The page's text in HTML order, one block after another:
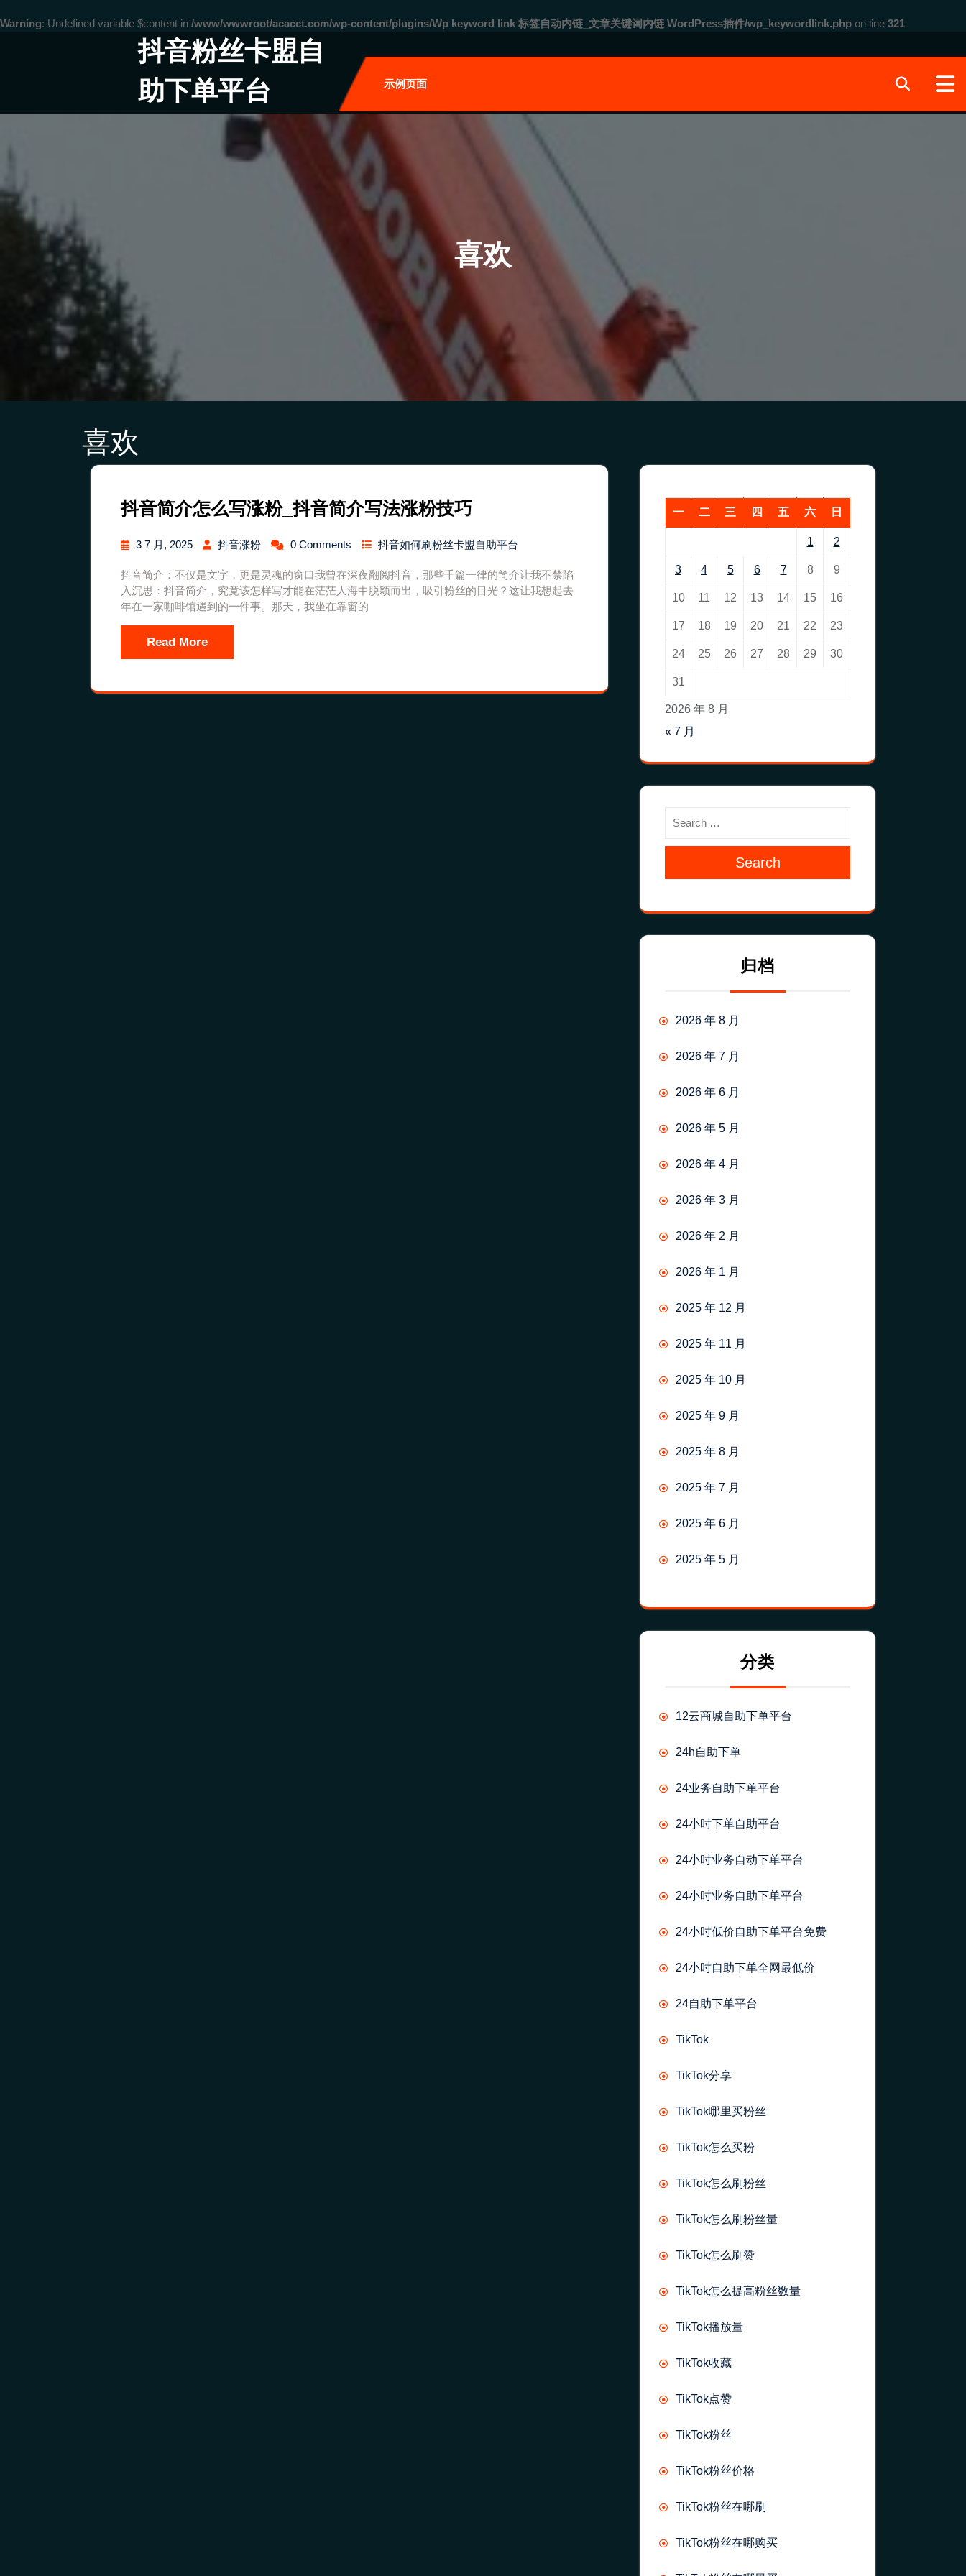
Warning: Undefined variable $content in /www/wwwroot/acacct.com/wp-content/plugins/Wp keyword link 标签自动内链_文章关键词内链 WordPress插件/wp_keywordlink.php on line 321
抖音粉丝卡盟自
助下单平台
示例页面
喜欢
喜欢
抖音简介怎么写涨粉_抖音简介写法涨粉技巧
3 7 月, 2025 抖音涨粉 0 Comments 抖音如何刷粉丝卡盟自助平台
抖音简介：不仅是文字，更是灵魂的窗口我曾在深夜翻阅抖音，那些千篇一律的简介让我不禁陷
入沉思：抖音简介，究竟该怎样写才能在茫茫人海中脱颖而出，吸引粉丝的目光？这让我想起去
年在一家咖啡馆遇到的一件事。那天，我坐在靠窗的
Read More
2026 年 8 月
一 二 三 四 五 六 日
1 2
3 4 5 6 7 8 9
10 11 12 13 14 15 16
17 18 19 20 21 22 23
24 25 26 27 28 29 30
31
« 7 月
Search
归档
2026 年 8 月
2026 年 7 月
2026 年 6 月
2026 年 5 月
2026 年 4 月
2026 年 3 月
2026 年 2 月
2026 年 1 月
2025 年 12 月
2025 年 11 月
2025 年 10 月
2025 年 9 月
2025 年 8 月
2025 年 7 月
2025 年 6 月
2025 年 5 月
分类
12云商城自助下单平台
24h自助下单
24业务自助下单平台
24小时下单自助平台
24小时业务自动下单平台
24小时业务自助下单平台
24小时低价自助下单平台免费
24小时自助下单全网最低价
24自助下单平台
TikTok
TikTok分享
TikTok哪里买粉丝
TikTok怎么买粉
TikTok怎么刷粉丝
TikTok怎么刷粉丝量
TikTok怎么刷赞
TikTok怎么提高粉丝数量
TikTok播放量
TikTok收藏
TikTok点赞
TikTok粉丝
TikTok粉丝价格
TikTok粉丝在哪刷
TikTok粉丝在哪购买